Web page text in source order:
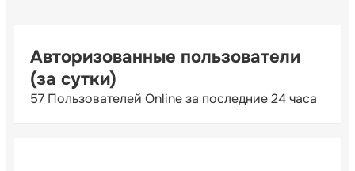
Авторизованные пользователи
(за сутки)
57 Пользователей Online за последние 24 часа